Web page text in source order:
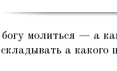
молиться — а
а